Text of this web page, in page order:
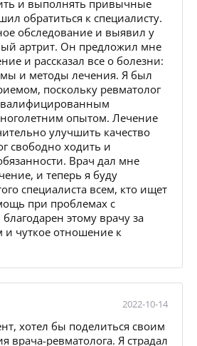
и выполнять привычные
обратиться к специалисту.
обследование и выявил у
артрит. Он предложил мне
и рассказал все о болезни:
и методы лечения. Я был
поскольку ревматолог
опытом. Лечение
улучшить качество
свободно ходить и
Врач дал мне
и теперь я буду
специалиста всем, кто ищет
при проблемах с
этому врачу за
и чуткое отношение к
2022-10-14
хотел бы поделиться своим
врача-ревматолога. Я страдал